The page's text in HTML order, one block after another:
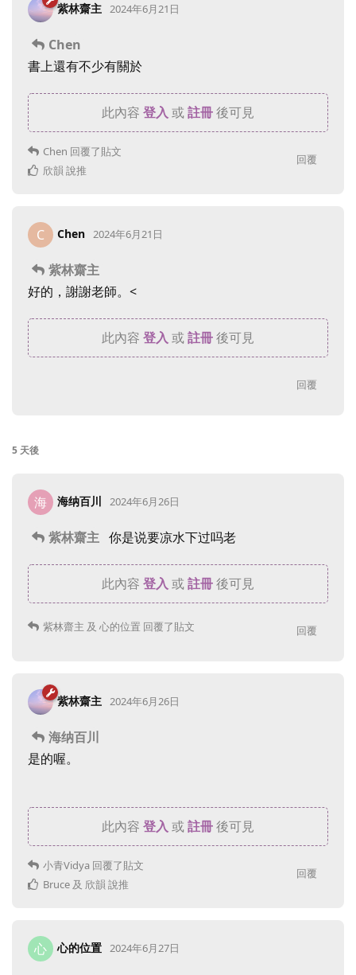
紫林齋主 2024年6月21日
Chen
書上還有不少有關於
此內容 登入 或註冊後可見
回覆
Chen 回覆了貼文
欣韻 說推
C Chen 2024年6月21日
紫林齋主
好的，謝謝老師。<
此內容 登入 或註冊後可見
回覆
5 天後
海 海纳百川 2024年6月26日
紫林齋主 你是说要凉水下过吗老
此內容 登入 或註冊後可見
回覆
紫林齋主 及 心的位置 回覆了貼文
紫林齋主 2024年6月26日
海纳百川
是的喔。
此內容 登入 或註冊後可見
回覆
小青Vidya 回覆了貼文
Bruce 及 欣韻 說推
心 心的位置 2024年6月27日